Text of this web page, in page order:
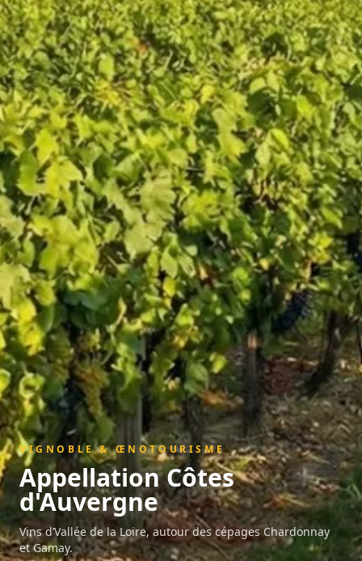
VIGNOBLE & ŒNOTOURISME
AppellationCôtes
d'Auvergne
Vins d’Vallée de la Loire, autour des cépages Chardonnay
et Gamay.